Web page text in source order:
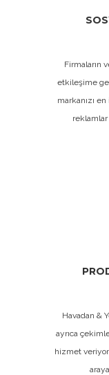
Firmaların
etkileşime
markanızı
reklamlar
Havadan &
ayrıca
hizmet